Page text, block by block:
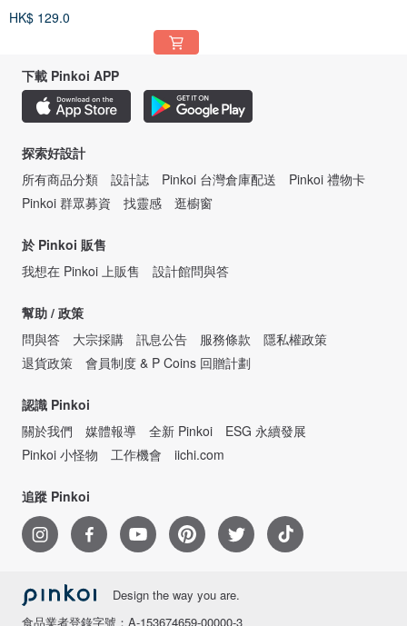
HK$ 129.0
下載 Pinkoi APP
探索好設計
所有商品分類
設計誌 Pinkoi 台灣倉庫配送
Pinkoi 禮物卡
Pinkoi 群眾募資
找靈感 逛櫥窗
於 Pinkoi 販售
我想在 Pinkoi 上販售
設計館問與答
幫助 / 政策
問與答
大宗採購 訊息公告 服務條款
隱私權政策
退貨政策
會員制度 & P Coins 回贈計劃
認識 Pinkoi
關於我們
媒體報導 全新 Pinkoi
ESG 永續發展
Pinkoi 小怪物
工作機會 iichi.com
追蹤 Pinkoi
Design the way you are.
食品業者登錄字號：A-153674659-00000-3